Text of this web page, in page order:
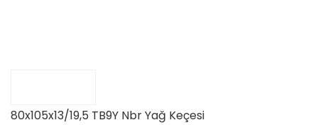
80x105x13/19,5 TB9Y Nbr Yağ Keçesi